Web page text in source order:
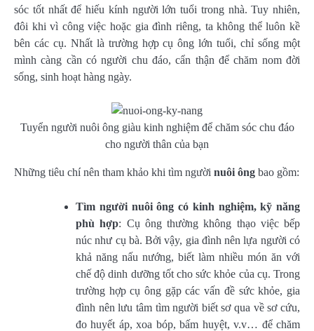
sóc tốt nhất để hiếu kính người lớn tuổi trong nhà. Tuy nhiên,
đôi khi vì công việc hoặc gia đình riêng, ta không thể luôn kề
bên các cụ. Nhất là trường hợp cụ ông lớn tuổi, chỉ sống một
mình càng cần có người chu đáo, cẩn thận để chăm nom đời
sống, sinh hoạt hàng ngày.
Tuyển người nuôi ông giàu kinh nghiệm để chăm sóc chu đáo
cho người thân của bạn
Những tiêu chí nên tham khảo khi tìm người nuôi ông bao gồm:
Tìm người nuôi ông có kinh nghiệm, kỹ năng
phù hợp: Cụ ông thường không thạo việc bếp
núc như cụ bà. Bởi vậy, gia đình nên lựa người có
khả năng nấu nướng, biết làm nhiều món ăn với
chế độ dinh dưỡng tốt cho sức khỏe của cụ. Trong
trường hợp cụ ông gặp các vấn đề sức khỏe, gia
đình nên lưu tâm tìm người biết sơ qua về sơ cứu,
đo huyết áp, xoa bóp, bấm huyệt, v.v… để chăm